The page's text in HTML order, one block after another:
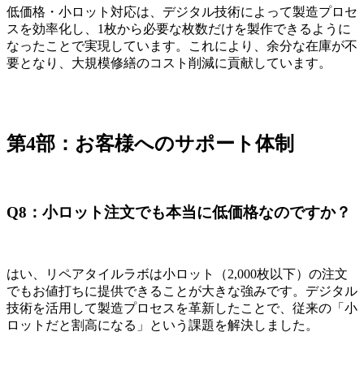
低価格・小ロット対応は、デジタル技術によって製造プロセ
スを効率化し、1枚から必要な枚数だけを製作できるように
なったことで実現しています。これにより、余分な在庫が不
要となり、大規模修繕のコスト削減に貢献しています。
第4部：お客様へのサポート体制
Q8：小ロット注文でも本当に低価格なのですか？
はい、リペアタイルラボは小ロット（2,000枚以下）の注文
でもお値打ちに提供できることが大きな強みです。デジタル
技術を活用して製造プロセスを革新したことで、従来の「小
ロットだと割高になる」という課題を解決しました。